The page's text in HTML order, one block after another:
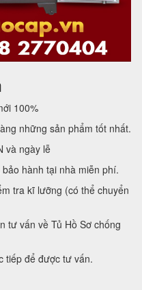
100%
những sản phẩm tốt nhất.
và ngày lễ
hành tại nhà miễn phí.
tra kĩ lưỡng (có thể chuyển
tư vấn về Tủ Hồ Sơ chống
tiếp để được tư vấn.